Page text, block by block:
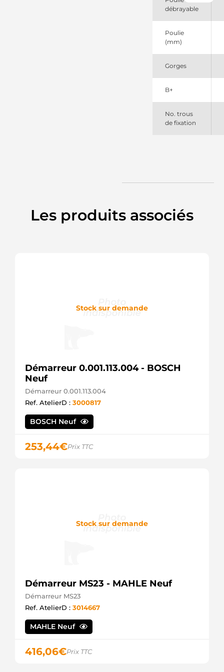
débrayable
Poulie
(mm)
Gorges
B+
No. trous
de fixation
Les produits associés
Stock sur demande
Démarreur 0.001.113.004 - BOSCH
Neuf
Démarreur 0.001.113.004
Ref. AtelierD : 3000817
BOSCH Neuf
253,44€Prix TTC
Stock sur demande
Démarreur MS23 - MAHLE Neuf
Démarreur MS23
Ref. AtelierD : 3014667
MAHLE Neuf
416,06€Prix TTC